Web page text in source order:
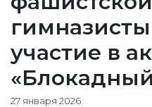
участие в
27 января 2026